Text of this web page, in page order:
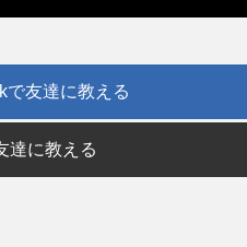
で友達に教える
達に教える